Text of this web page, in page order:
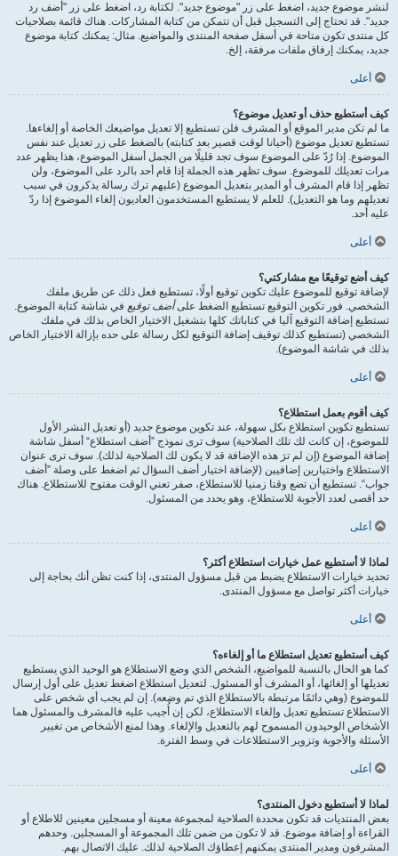
لنشر موضوع جديد، اضغط على زر "موضوع جديد". لكتابة رد، اضغط على زر "أضف رد
جديد". قد تحتاج إلى التسجيل قبل أن تتمكن من كتابة المشاركات. هناك قائمة بصلاحيات
كل منتدى تكون متاحة في أسفل صفحة المنتدى والمواضيع. مثال: يمكنك كتابة موضوع
جديد، يمكنك إرفاق ملفات مرفقة، إلخ.
أعلى
كيف أستطيع حذف أو تعديل موضوع؟
ما لم تكن مدير الموقع أو المشرف فلن تستطيع إلا تعديل مواضيعك الخاصة أو إلغاءها.
تستطيع تعديل موضوع (أحيانا لوقت قصير بعد كتابته) بالضغط على زر تعديل عند نفس
الموضوع. إذا رُدّ على الموضوع سوف تجد قليلًا من الجمل أسفل الموضوع، هذا يظهر عدد
مرات تعديلك للموضوع. سوف تظهر هذه الجملة إذا قام أحد بالرد على الموضوع، ولن
تظهر إذا قام المشرف أو المدير بتعديل الموضوع (عليهم ترك رسالة يذكرون في سبب
تعديلهم وما هو التعديل). للعلم لا يستطيع المستخدمون العاديون إلغاء الموضوع إذا ردّ
عليه أحد.
أعلى
كيف أضع توقيعًا مع مشاركتي؟
لإضافة توقيع للموضوع عليك تكوين توقيع أولًا، تستطيع فعل ذلك عن طريق ملفك
الشخصي. فور تكوين التوقيع تستطيع الضغط علىأضف توقيع في شاشة كتابة الموضوع.
تستطيع إضافة التوقيع آليا في كتاباتك كلها بتشغيل الاختيار الخاص بذلك في ملفك
الشخصي (تستطيع كذلك توقيف إضافة التوقيع لكل رسالة على حده بإزالة الاختيار الخاص
بذلك في شاشة الموضوع).
أعلى
كيف أقوم بعمل استطلاع؟
تستطيع تكوين استطلاع بكل سهولة، عند تكوين موضوع جديد (أو تعديل النشر الأول
للموضوع، إن كانت لك تلك الصلاحية) سوف ترى نموذج ”أضف استطلاع“ أسفل شاشة
إضافة الموضوع (إن لم ترَ هذه الإضافة قد لا يكون لك الصلاحية لذلك). سوف ترى عنوان
الاستطلاع واختيارين إضافيين (لإضافة اختيار أضف السؤال ثم اضغط على وصلة ”أضف
جواب“. تستطيع أن تضع وقتا زمنيا للاستطلاع، صفر تعني الوقت مفتوح للاستطلاع. هناك
حد أقصى لعدد الأجوبة للاستطلاع، وهو يحدد من المسئول.
أعلى
لماذا لا أستطيع عمل خيارات استطلاع أكثر؟
تحديد خيارات الاستطلاع يضبط من قبل مسؤول المنتدى، إذا كنت تظن أنك بحاجة إلى
خيارات أكثر تواصل مع مسؤول المنتدى.
أعلى
كيف أستطيع تعديل استطلاع ما أو إلغاءه؟
كما هو الحال بالنسبة للمواضيع، الشخص الذي وضع الاستطلاع هو الوحيد الذي يستطيع
تعديلها أو إلغائها، أو المشرف أو المسئول. لتعديل استطلاع اضغط تعديل على أول إرسال
للموضوع (وهي دائمًا مرتبطة بالاستطلاع الذي تم وضعه). إن لم يجب أي شخص على
الاستطلاع تستطيع تعديل وإلغاء الاستطلاع، لكن إن أُجيب عليه فالمشرف والمسئول هما
الأشخاص الوحيدون المسموح لهم بالتعديل والإلغاء. وهذا لمنع الأشخاص من تغيير
الأسئلة والأجوبة وتزوير الاستطلاعات في وسط الفترة.
أعلى
لماذا لا أستطيع دخول المنتدى؟
بعض المنتديات قد تكون محددة الصلاحية لمجموعة معينة أو مسجلين معينين للاطلاع أو
القراءة أو إضافة موضوع. قد لا تكون من ضمن تلك المجموعة أو المسجلين. وحدهم
المشرفون ومدير المنتدى يمكنهم إعطاؤك الصلاحية لذلك. عليك الاتصال بهم.